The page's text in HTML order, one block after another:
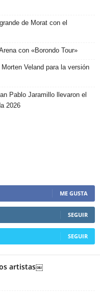
de Morat con el
con «Borondo Tour»
Veland para la versión
Pablo Jaramillo llevaron el
2026
ME GUSTA
SEGUIR
SEGUIR
artistas￼